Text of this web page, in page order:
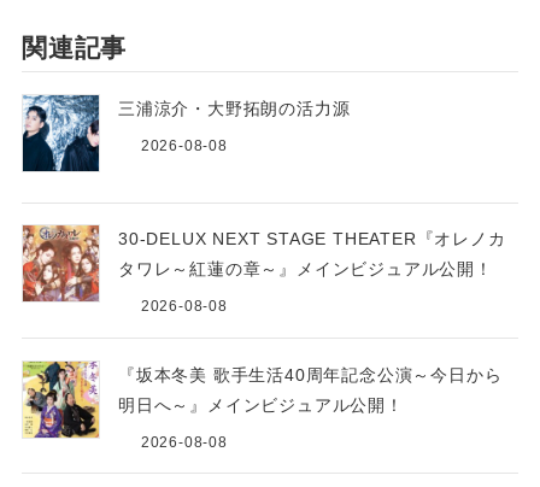
関連記事
三浦涼介・大野拓朗の活力源
2026-08-08
30-DELUX NEXT STAGE THEATER『オレノカ
タワレ～紅蓮の章～』メインビジュアル公開！
2026-08-08
『坂本冬美 歌手生活40周年記念公演～今日から
明日へ～』メインビジュアル公開！
2026-08-08